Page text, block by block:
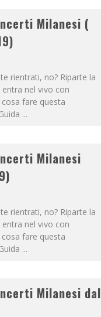
Milanesi (
rientrati, no? Riparte la
nel vivo con
fare questa
...
Milanesi
rientrati, no? Riparte la
nel vivo con
fare questa
...
Milanesi dal